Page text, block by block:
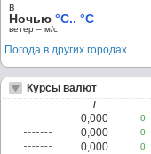
в
Ночью °C.. °C
ветер – м/c
Погода в других городах
Курсы валют
/
0,000 0
0,000
0
0,000
0